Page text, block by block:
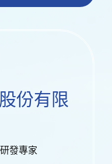
份有限
發專家